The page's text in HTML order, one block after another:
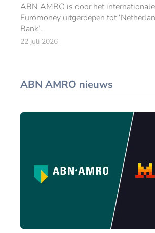
ABN AMRO is door het
Euromoney uitgeroepen tot
Bank’.
22 juli 2026
ABN AMRO nieuws